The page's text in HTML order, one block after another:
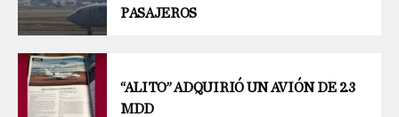
PASAJEROS
“ALITO” ADQUIRIÓ UN AVIÓN DE 2.3
MDD